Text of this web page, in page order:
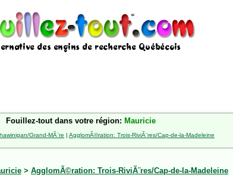
Fouillez-tout dans votre région: Mauricie
Grand-MÃ¨re | AgglomÃ©ration: Trois-RiviÃ¨res/Cap-de-la-Madeleine
> AgglomÃ©ration: Trois-RiviÃ¨res/Cap-de-la-Madeleine